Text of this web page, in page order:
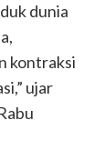
dunia
kontraksi
ujar